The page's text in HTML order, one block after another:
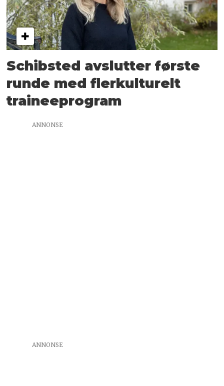
Schibsted avslutter første
runde med flerkulturelt
traineeprogram
ANNONSE
ANNONSE